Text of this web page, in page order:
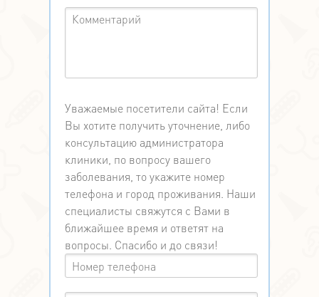
Уважаемые посетители сайта! Если
Вы хотите получить уточнение, либо
консультацию администратора
клиники, по вопросу вашего
заболевания, то укажите номер
телефона и город проживания. Наши
специалисты свяжутся с Вами в
ближайшее время и ответят на
вопросы. Спасибо и до связи!